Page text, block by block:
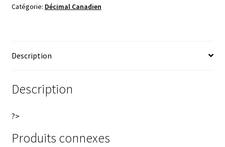
Catégorie: Décimal Canadien
Description
Description
?>
Produits connexes